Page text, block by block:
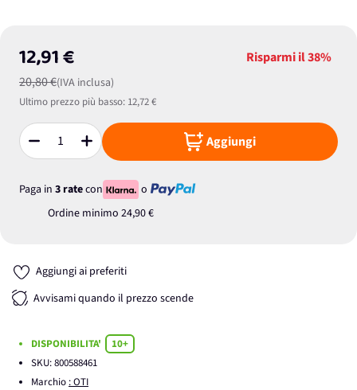
12,91 €
20,80 €(IVA inclusa)
Risparmi il38%
Ultimo prezzo più basso: 12,72 €
Quantità Aggiungi
Paga in 3 ratecon
o
Ordine minimo 24,90 €
Aggiungi ai preferiti
Avvisami quando il prezzo scende
DISPONIBILITA'
10+
SKU:800588461
Marchio : OTI